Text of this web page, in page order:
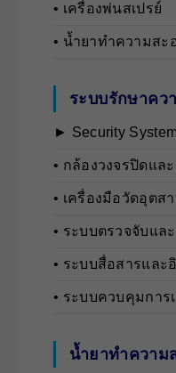
• เครื่องพ่นสเปรย์
• น้ำยาทำความสะ
ระบบรักษาคว
► Security
• กล้องวงจรปิดแล
• เครื่องมือวัดอุตส
• ระบบตรวจจับแล
• ระบบสื่อสารและ
• ระบบควบคุมการ
น้ำยาทำความ